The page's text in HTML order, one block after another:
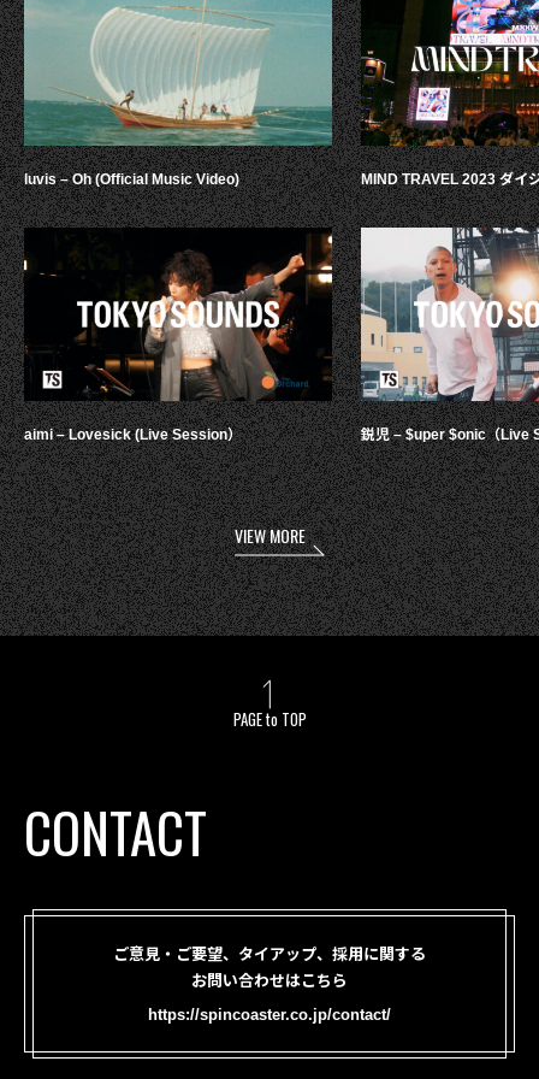
luvis – Oh (Official Music Video)
aimi – Lovesick (Live Session）
MIND TRAVEL 2023 ダイ
鋭児 – $uper $onic（Live
VIEW MORE
PAGE to TOP
CONTACT
ご意見・ご要望、タイアップ、採用に関する
お問い合わせはこちら
https://spincoaster.co.jp/contact/